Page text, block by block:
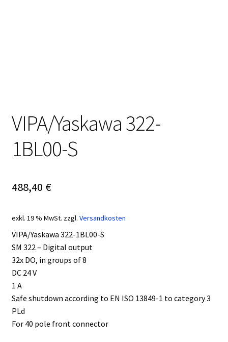
VIPA/Yaskawa 322-
1BL00-S
488,40 €
exkl. 19 % MwSt. zzgl. Versandkosten
VIPA/Yaskawa 322-1BL00-S
SM 322 – Digital output
32x DO, in groups of 8
DC 24 V
1 A
Safe shutdown according to EN ISO 13849-1 to category 3
PLd
For 40 pole front connector